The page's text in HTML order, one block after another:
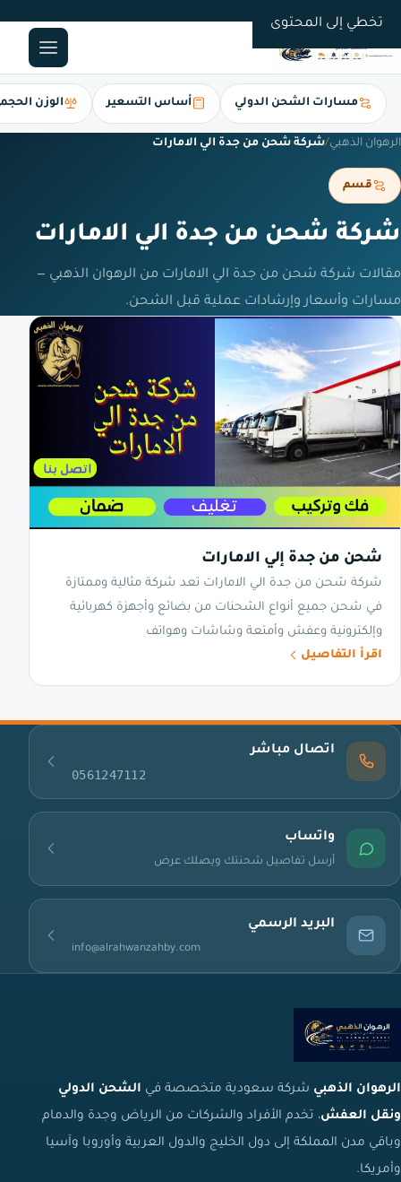
تخطي إلى المحتوى
مسارات الشحن الدولي أساس التسعير الوزن
الرهوان الذهبي/شركة شحن من جدة الي الامارات
قسم
شركة شحن من جدة الي الامارات
مقالات شركة شحن من جدة الي الامارات من الرهوان الذهبي —
مسارات وأسعار وإرشادات عملية قبل الشحن.
شحن من جدة إلي الامارات
شركة شحن من جدة الي الامارات تعد شركة مثالية وممتازة
في شحن جميع أنواع الشحنات من بضائع وأجهزة كهربائية
وإلكترونية وعفش وأمتعة وشاشات وهواتف
اقرأ التفاصيل
اتصال مباشر
0561247112
واتساب
أرسل تفاصيل شحنتك ويصلك عرض
البريد الرسمي
info@alrahwanzahby.com
الرهوان الذهبي شركة سعودية متخصصة في الشحن الدولي
ونقل العفش، تخدم الأفراد والشركات من الرياض وجدة والدمام
وباقي مدن المملكة إلى دول الخليج والدول العربية وأوروبا وآسيا
وأمريكا.